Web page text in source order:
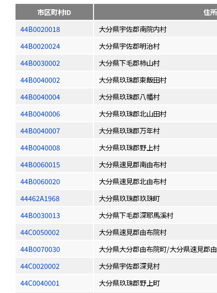
市区町村ID
住所
44B0020018
大分県宇佐郡南院内村
44B0020024
大分県宇佐郡明治村
44B0030002
大分県下毛郡柿山村
44B0040002
大分県玖珠郡東飯田村
44B0040004
大分県玖珠郡八幡村
44B0040006
大分県玖珠郡北山田村
44B0040007
大分県玖珠郡万年村
44B0040008
大分県玖珠郡野上村
44B0060015
大分県速見郡南由布村
44B0060020
大分県速見郡北由布村
44462A1968
大分県玖珠郡玖珠町
44B0030013
大分県下毛郡深耶馬溪村
44C0050002
大分県速見郡由布院村
44B0070030
大分県大分郡由布院町/大分県速見郡
44C0020002
大分県宇佐郡深見村
44C0040001
大分県玖珠郡野上町